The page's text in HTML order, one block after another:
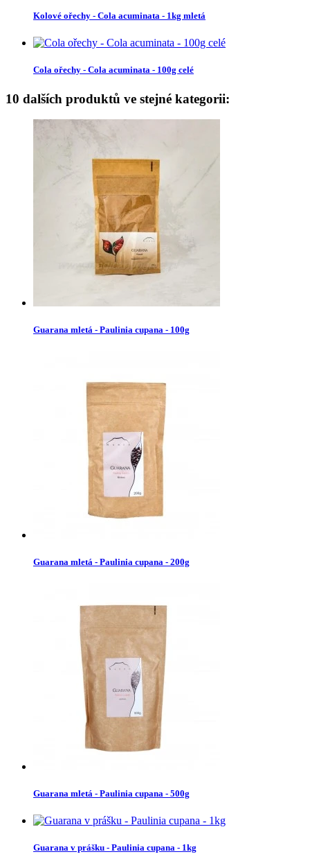
Kolové ořechy - Cola acuminata - 1kg mletá
Cola ořechy - Cola acuminata - 100g celé
10 dalších produktů ve stejné kategorii:
Guarana mletá - Paulinia cupana - 100g
Guarana mletá - Paulinia cupana - 200g
Guarana mletá - Paulinia cupana - 500g
Guarana v prášku - Paulinia cupana - 1kg